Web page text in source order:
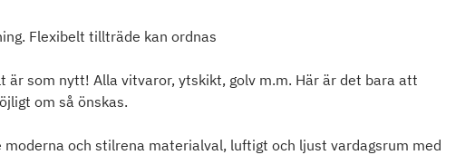
Flexibelt tillträde kan ordnas
är som nytt! Alla vitvaror, ytskikt, golv m.m. Här är det bara att
om så önskas.
moderna och stilrena materialval, luftigt och ljust vardagsrum med